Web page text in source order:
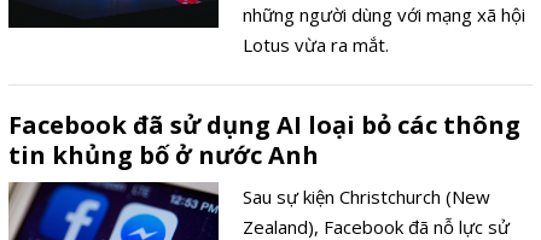
những người dùng với mạng xã hội
Lotus vừa ra mắt.
Facebook đã sử dụng AI loại bỏ các thông
tin khủng bố ở nước Anh
Sau sự kiện Christchurch (New
Zealand), Facebook đã nỗ lực sử